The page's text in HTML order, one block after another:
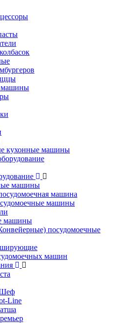
машины
кухонные машины
машины
машина
машины
машины
посудомоечные
машин
Line